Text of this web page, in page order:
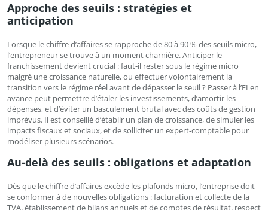
Approche des seuils : stratégies et
anticipation
Lorsque le chiffre d’affaires se rapproche de 80 à 90 % des seuils micro,
l’entrepreneur se trouve à un moment charnière. Anticiper le
franchissement devient crucial : faut-il rester sous le régime micro
malgré une croissance naturelle, ou effectuer volontairement la
transition vers le régime réel avant de dépasser le seuil ? Passer à l’EI en
avance peut permettre d’étaler les investissements, d’amortir les
dépenses, et d’éviter un basculement brutal avec des coûts de gestion
imprévus. Il est conseillé d’établir un plan de croissance, de simuler les
impacts fiscaux et sociaux, et de solliciter un expert-comptable pour
modéliser plusieurs scénarios.
Au-delà des seuils : obligations et adaptation
Dès que le chiffre d’affaires excède les plafonds micro, l’entreprise doit
se conformer à de nouvelles obligations : facturation et collecte de la
TVA, établissement de bilans annuels et de comptes de résultat, respect